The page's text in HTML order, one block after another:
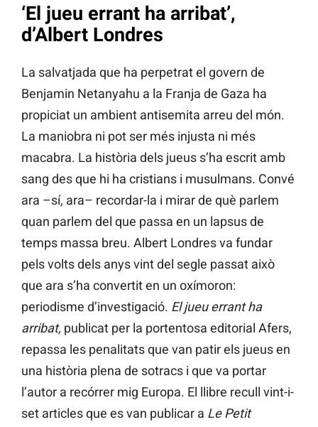
‘El jueu errant ha arribat’,
d’Albert Londres
La salvatjada que ha perpetrat el govern de
Benjamin Netanyahu a la Franja de Gaza ha
propiciat un ambient antisemita arreu del món.
La maniobra ni pot ser més injusta ni més
macabra. La història dels jueus s’ha escrit amb
sang des que hi ha cristians i musulmans. Convé
ara –sí, ara– recordar-la i mirar de què parlem
quan parlem del que passa en un lapsus de
temps massa breu. Albert Londres va fundar
pels volts dels anys vint del segle passat això
que ara s’ha convertit en un oxímoron:
periodisme d’investigació. El jueu errant ha
arribat, publicat per la portentosa editorial Afers,
repassa les penalitats que van patir els jueus en
una història plena de sotracs i que va portar
l’autor a recórrer mig Europa. El llibre recull vint-i-
set articles que es van publicar a Le Petit